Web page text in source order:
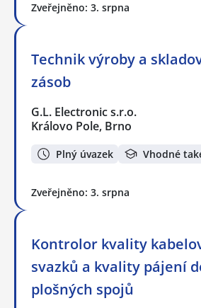
Zveřejněno: 3. srpna
Technik výroby a
zásob
G.L. Electronic s.r.o.
Královo Pole, Brno
Plný úvazek Vhodné
Zveřejněno: 3. srpna
Kontrolor kvality
svazků a kvality pájení
plošných spojů